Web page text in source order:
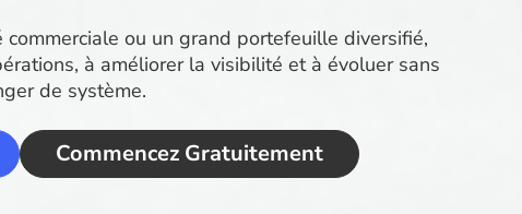
ou un grand portefeuille diversifié,
à améliorer la visibilité et à évoluer sans
de système.
Commencez Gratuitement